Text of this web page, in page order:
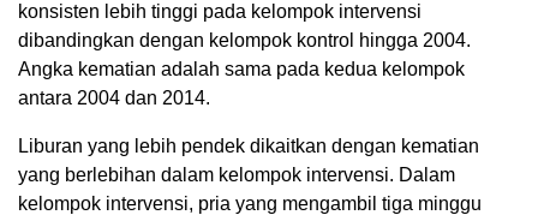
konsisten lebih tinggi pada kelompok intervensi
dibandingkan dengan kelompok kontrol hingga 2004.
Angka kematian adalah sama pada kedua kelompok
antara 2004 dan 2014.
Liburan yang lebih pendek dikaitkan dengan kematian
yang berlebihan dalam kelompok intervensi. Dalam
kelompok intervensi, pria yang mengambil tiga minggu